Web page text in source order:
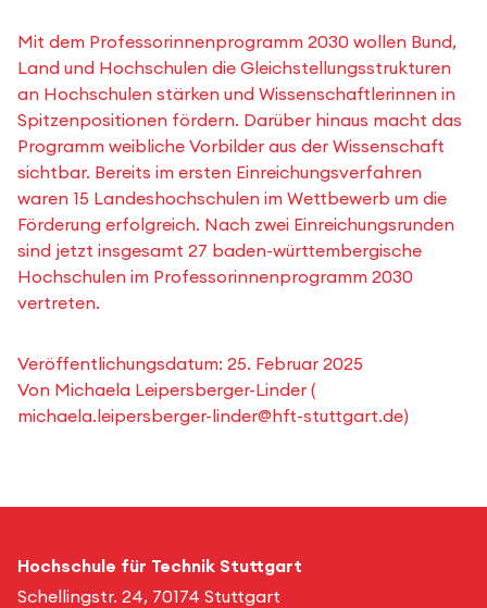
Mit dem Professorinnenprogramm 2030 wollen Bund,
Land und Hochschulen die Gleichstellungsstrukturen
an Hochschulen stärken und Wissenschaftlerinnen in
Spitzenpositionen fördern. Darüber hinaus macht das
Programm weibliche Vorbilder aus der Wissenschaft
sichtbar. Bereits im ersten Einreichungsverfahren
waren 15 Landeshochschulen im Wettbewerb um die
Förderung erfolgreich. Nach zwei Einreichungsrunden
sind jetzt insgesamt 27 baden-württembergische
Hochschulen im Professorinnenprogramm 2030
vertreten.
Veröffentlichungsdatum: 25. Februar 2025
Von Michaela Leipersberger-Linder (
michaela.leipersberger-linder@hft-stuttgart.de)
Hochschule für Technik Stuttgart
Schellingstr. 24, 70174 Stuttgart